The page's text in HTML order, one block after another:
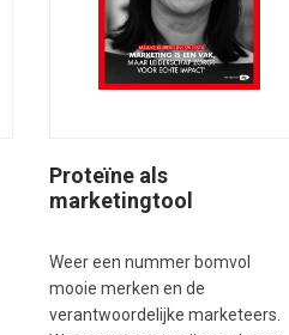
Proteïne als
marketingtool
Weer een nummer bomvol
mooie merken en de
verantwoordelijke marketeers.